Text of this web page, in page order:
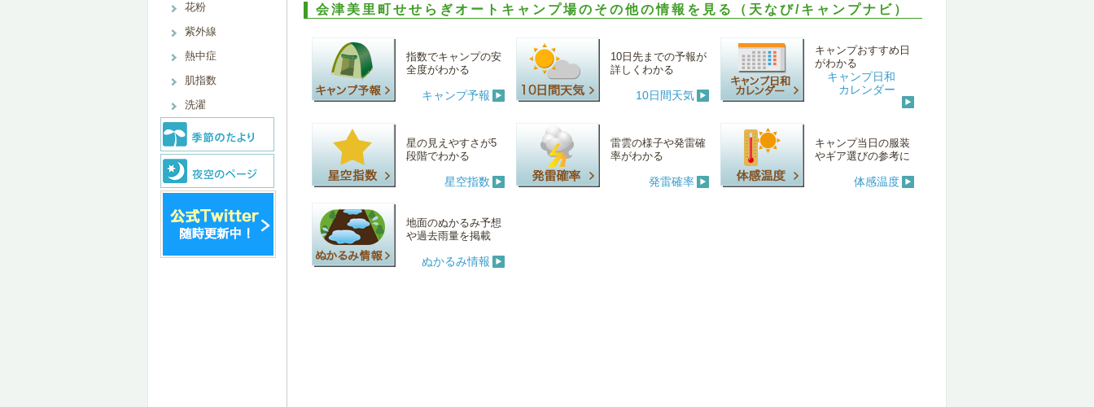
花粉
紫外線
熱中症
肌指数
洗濯
会津美里町せせらぎオートキャンプ場のその他の情報を見る（天なび/キャンプナビ）
指数でキャンプの安
全度がわかる
キャンプ予報
10日先までの予報が
詳しくわかる
10日間天気
キャンプおすすめ日
がわかる
キャンプ日和
カレンダー
星の見えやすさが5
段階でわかる
星空指数
雷雲の様子や発雷確
率がわかる
発雷確率
キャンプ当日の服装
やギア選びの参考に
体感温度
地面のぬかるみ予想
や過去雨量を掲載
ぬかるみ情報